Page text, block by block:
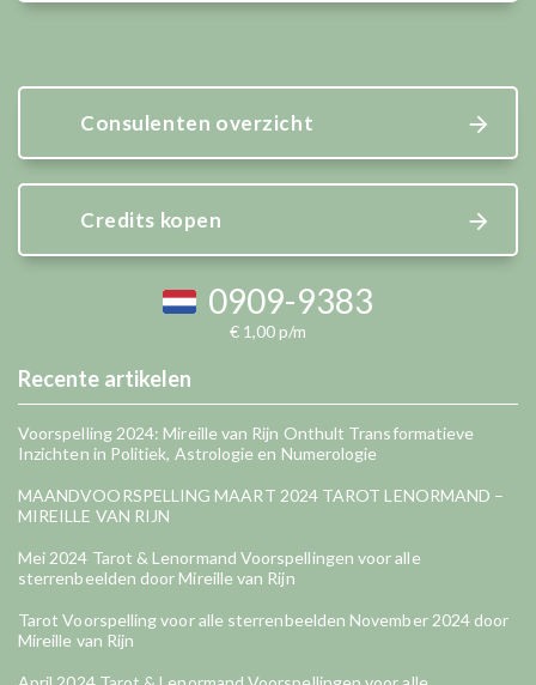
Consulenten overzicht
Credits kopen
0909-9383
€ 1,00 p/m
Recente artikelen
Voorspelling 2024: Mireille van Rijn Onthult Transformatieve
Inzichten in Politiek, Astrologie en Numerologie
MAANDVOORSPELLING MAART 2024 TAROT LENORMAND –
MIREILLE VAN RIJN
Mei 2024 Tarot & Lenormand Voorspellingen voor alle
sterrenbeelden door Mireille van Rijn
Tarot Voorspelling voor alle sterrenbeelden November 2024 door
Mireille van Rijn